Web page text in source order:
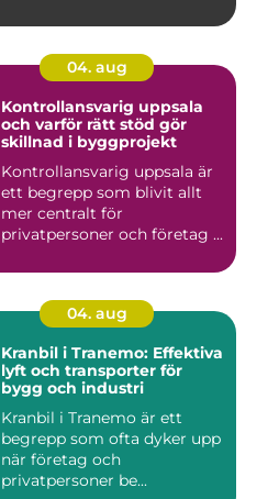
04. aug
Kontrollansvarig uppsala
och varför rätt stöd gör
skillnad i byggprojekt
Kontrollansvarig uppsala är
ett begrepp som blivit allt
mer centralt för
privatpersoner och företag ...
04. aug
Kranbil i Tranemo: Effektiva
lyft och transporter för
bygg och industri
Kranbil i Tranemo är ett
begrepp som ofta dyker upp
när företag och
privatpersoner be...